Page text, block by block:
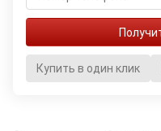
Купить в один клик